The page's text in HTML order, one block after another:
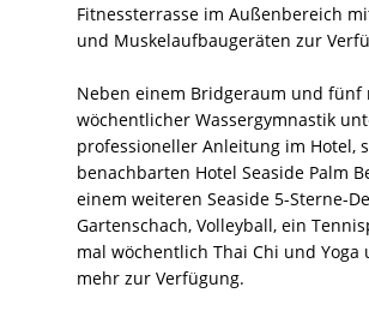
Fitnessterrasse im Außenbereich
und Muskelaufbaugeräten zur
Neben einem Bridgeraum und fünf
wöchentlicher Wassergymnastik
professioneller Anleitung im Hotel,
benachbarten Hotel Seaside Palm
einem weiteren Seaside 5-Sterne-
Gartenschach, Volleyball, ein
mal wöchentlich Thai Chi und Yoga
mehr zur Verfügung.